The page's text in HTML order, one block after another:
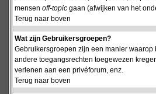
mensen off-topic gaan (afwijken van het
Terug naar boven
Wat zijn Gebruikersgroepen?
Gebruikersgroepen zijn een manier
andere toegangsrechten toegewezen
verlenen aan een privéforum, enz.
Terug naar boven